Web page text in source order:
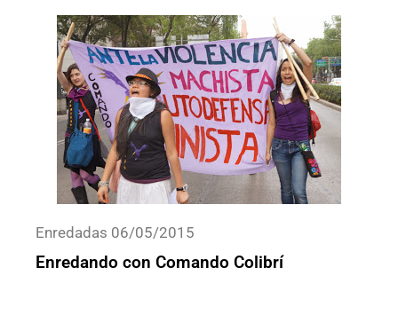
Enredadas 06/05/2015
Enredando con Comando Colibrí